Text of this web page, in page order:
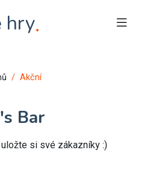
hry.
Akční
Bar
uložte si své zákazníky :)